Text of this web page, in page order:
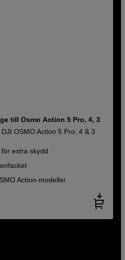
till Osmo Action 5 Pro, 4, 3
OSMO Action 5 Pro, 4 & 3
extra skydd
Action-modeller